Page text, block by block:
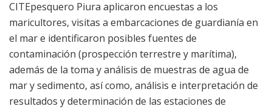
CITEpesquero Piura aplicaron encuestas a los
maricultores, visitas a embarcaciones de guardianía en
el mar e identificaron posibles fuentes de
contaminación (prospección terrestre y marítima),
además de la toma y análisis de muestras de agua de
mar y sedimento, así como, análisis e interpretación de
resultados y determinación de las estaciones de